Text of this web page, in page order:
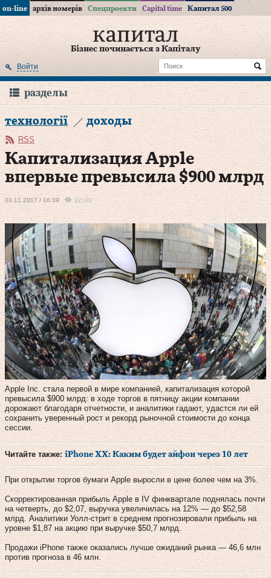
on-line архів номерів Спецпроекти Capital time Капитал 500
Бізнес починається з Капіталу
Войти
разделы
технології доходы
RSS
Капитализация Apple
впервые превысила $900 млрд
03.11.2017 / 16:39 22102
Apple Inc. стала первой в мире компанией, капитализация которой
превысила $900 млрд: в ходе торгов в пятницу акции компании
дорожают благодаря отчетности, и аналитики гадают, удастся ли ей
сохранить уверенный рост и рекорд рыночной стоимости до конца
сессии.
Читайте также: iPhone XX: Каким будет айфон через 10 лет
При открытии торгов бумаги Apple выросли в цене более чем на 3%.
Скорректированная прибыль Apple в IV финквартале поднялась почти
на четверть, до $2,07, выручка увеличилась на 12% — до $52,58
млрд. Аналитики Уолл-стрит в среднем прогнозировали прибыль на
уровне $1,87 на акцию при выручке $50,7 млрд.
Продажи iPhone также оказались лучше ожиданий рынка — 46,6 млн
против прогноза в 46 млн.